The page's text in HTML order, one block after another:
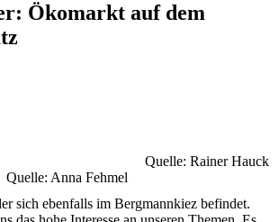
Ökomarkt auf dem
Quelle: Anna Fehmel
Quelle: Rainer Hauck
sich ebenfalls im Bergmannkiez befindet.